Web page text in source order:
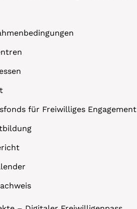
für Freiwilliges Engagement